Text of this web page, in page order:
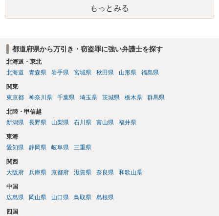
もっとみる
都道府県から万引き・窃盗罪に強い弁護士を探す
北海道・東北
北海道
青森県 岩手県 宮城県 秋田県 山形県 福島県
関東
東京都
神奈川県 千葉県 埼玉県 茨城県 栃木県 群馬県
北陸・甲信越
新潟県
長野県 山梨県 石川県 富山県 福井県
東海
愛知県
静岡県 岐阜県 三重県
関西
大阪府
兵庫県 京都府 滋賀県 奈良県 和歌山県
中国
広島県
岡山県 山口県 鳥取県 島根県
四国